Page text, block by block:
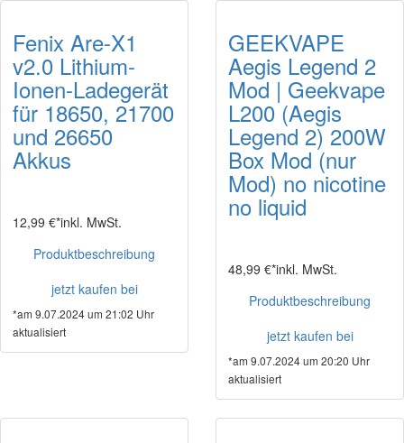
Fenix Are-X1
v2.0 Lithium-
Ionen-Ladegerät
für 18650, 21700
und 26650
Akkus
12,99 €*inkl. MwSt.
Produktbeschreibung
jetzt kaufen bei
*am 9.07.2024 um 21:02 Uhr
aktualisiert
GEEKVAPE
Aegis Legend 2
Mod | Geekvape
L200 (Aegis
Legend 2) 200W
Box Mod (nur
Mod) no nicotine
no liquid
48,99 €*inkl. MwSt.
Produktbeschreibung
jetzt kaufen bei
*am 9.07.2024 um 20:20 Uhr
aktualisiert